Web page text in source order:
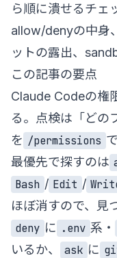
ら順に潰せるチェ
allow/denyの中身
ットの露出、
この記事の要点
Claude Codeの権
る。点検は「どの
を /permissions
最優先で探すのは
Bash / Edit /
ほぼ消すので、見
deny に .env 系・
いるか、
ask に